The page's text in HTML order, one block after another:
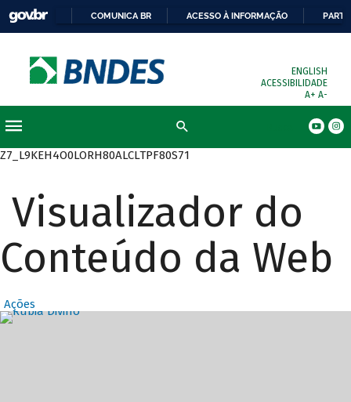
COMUNICA BR ACESSO À INFORMAÇÃO
ENGLISH
ACESSIBILIDADE
A+ A-
Z7_L9KEH4O0LORH80ALCLTPF80S71
Visualizador do
Conteúdo da Web
Ações
Destaques